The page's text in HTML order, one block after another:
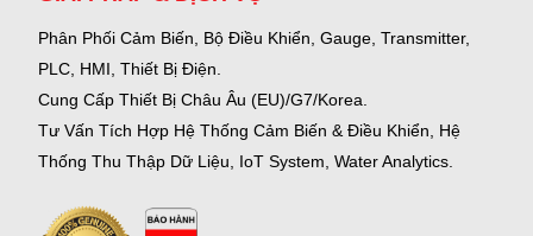
Phân Phối Cảm Biến, Bộ Điều Khiển, Gauge, Transmitter,
PLC, HMI, Thiết Bị Điện.
Cung Cấp Thiết Bị Châu Âu (EU)/G7/Korea.
Tư Vấn Tích Hợp Hệ Thống Cảm Biến & Điều Khiển, Hệ
Thống Thu Thập Dữ Liệu, IoT System, Water Analytics.